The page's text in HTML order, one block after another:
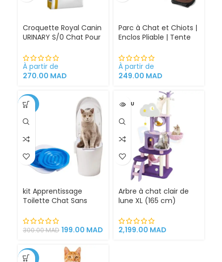
Croquette Royal Canin
URINARY S/0 Chat Pour
Cystite régime
médicalisé
À partir de
270.00 MAD
Parc à Chat et Chiots |
Enclos Pliable | Tente
et extérieur
À partir de
249.00 MAD
-34%
kit Apprentissage
Toilette Chat Sans
300.00MAD 199.00 MAD
VENDU
Arbre à chat clair de
lune XL (165 cm)
chat griffoirs
2,199.00 MAD
-25%